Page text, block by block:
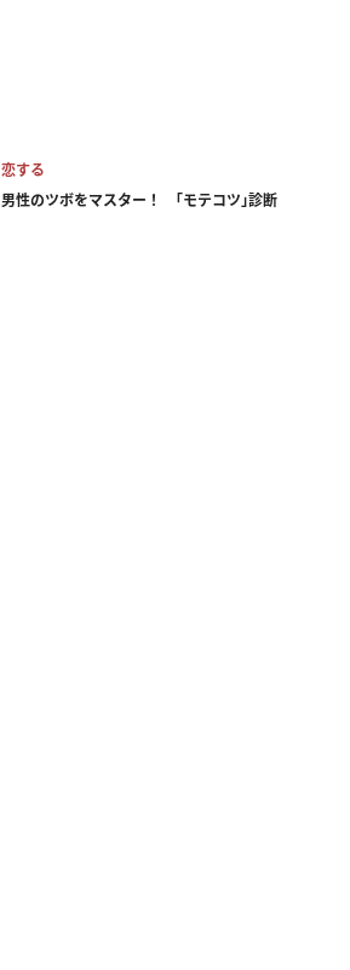
恋する
男性のツボをマスター！ ｢モテコツ｣診断